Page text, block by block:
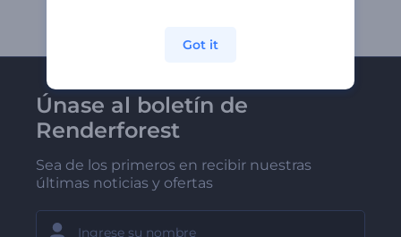
Únase al boletín de
Renderforest
Sea de los primeros en recibir nuestras
últimas noticias y ofertas
Got it